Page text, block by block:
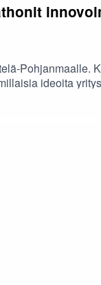
Pohjanmaalle.
ideoita
Seinäjoelta ja
Hackathonit
Etelä-
nauhoitus ja